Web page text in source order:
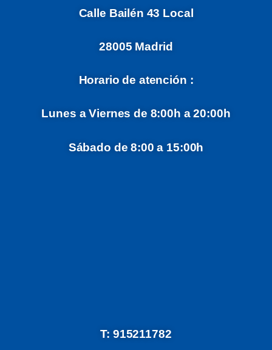
Calle Bailén 43 Local
28005 Madrid
Horario de atención :
Lunes a Viernes de 8:00h a 20:00h
Sábado de 8:00 a 15:00h
T: 915211782